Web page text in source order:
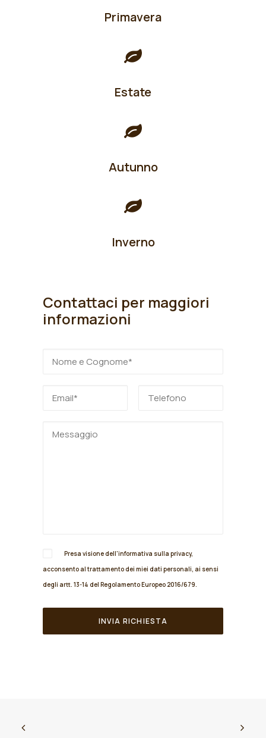
Primavera
Estate
Autunno
Inverno
Contattaci per maggiori
informazioni
Presa visione dell'informativa sulla privacy,
acconsento al trattamento dei miei dati personali, ai sensi
degli artt. 13-14 del Regolamento Europeo 2016/679.